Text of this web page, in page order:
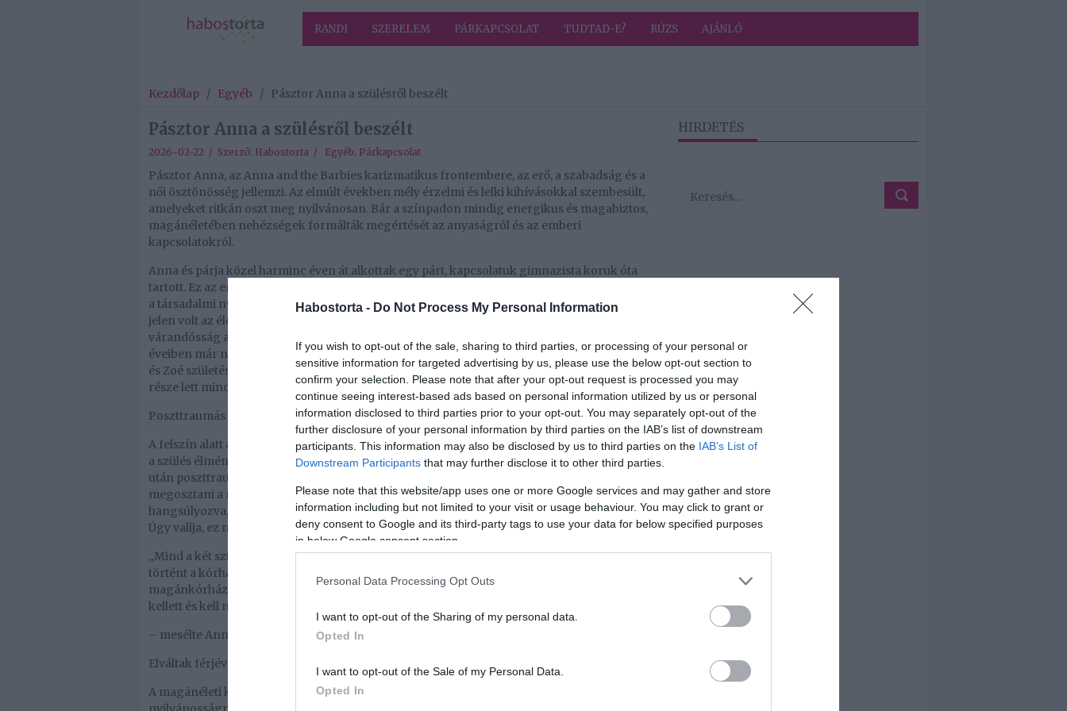
Habostorta - Do Not Process My Personal Information
If you wish to opt-out of the sale, sharing to third parties, or processing of your personal or
sensitive information for targeted advertising by us, please use the below opt-out section to
confirm your selection. Please note that after your opt-out request is processed you may
continue seeing interest-based ads based on personal information utilized by us or personal
information disclosed to third parties prior to your opt-out. You may separately opt-out of the
further disclosure of your personal information by third parties on the IAB’s list of downstream
participants. This information may also be disclosed by us to third parties on the IAB’s List of
Downstream Participants that may further disclose it to other third parties.
Please note that this website/app uses one or more Google services and may gather and store
information including but not limited to your visit or usage behaviour. You may click to grant or
deny consent to Google and its third-party tags to use your data for below specified purposes
in below Google consent section.
Personal Data Processing Opt Outs
I want to opt-out of the Sharing of my personal data.
Opted In
I want to opt-out of the Sale of my Personal Data.
Opted In
RANDI SZERELEM PÁRKAPCSOLAT TUDTAD-E? RÚZS AJÁNLÓ
Kezdőlap / Egyéb / Pásztor Anna a szülésről beszélt
Pásztor Anna a szülésről beszélt
2026-02-22 / Szerző: Habostorta / Egyéb, Párkapcsolat
Pásztor Anna, az Anna and the Barbies karizmatikus frontembere, az erő, a szabadság és a
női ösztönösség jellemzi. Az elmúlt években mély érzelmi és lelki kihívásokkal szembesült,
amelyeket ritkán oszt meg nyilvánosan. Bár a színpadon mindig energikus és magabiztos,
magánéletében nehézségek formálták megértését az anyaságról és az emberi
kapcsolatokról.
Anna és párja közel harminc éven át alkottak egy párt, kapcsolatuk gimnazista koruk óta
tartott. Ez az erős kötelék sokáig stabil alapot jelentett számára, miközben sosem érezte azt
a társadalmi nyomást, hogy időben anyává kellene válnia. Az anyaság gondolata mindig is
jelen volt az életében, de csak 41 évesen, első gyermeke születésével vált valóra. A
várandósság alatt nem foglalkozott azokkal a kritikákkal, amelyek szerint negyvenes
éveiben már nem ideális az anyaság, és büszkén vállalta döntését. Két gyermeke, Benjámin
és Zoé születése után is aktív életet élt, a fellépések és próbák mellett a családi logisztika is
része lett mindennapjainak.
Poszttraumás stressz szindrómával küzdött
A felszín alatt azonban komoly belső küzdelmek zajlottak. Anna őszintén vallott arról, hogy
a szülés élménye számára nem volt varázslatos, sőt, mélyen traumatizálta. Mindkét szülése
után poszttraumás stressz szindrómával (PTSD) küzdött, amelyet sokáig nem tudott
megosztani a nyilvánossággal. Végül úgy döntött, hogy követői előtt is feltárja érzéseit,
hangsúlyozva, mennyire fontos, hogy a nők merjenek beszélni a szülés árnyoldalairól is.
Úgy vallja, ez nem gyengeség, hanem emberi tapasztalat.
„Mind a két szülésemnél, nekem PTSD-m volt, sokáig-sokáig szorongtam azon, ami ott
történt a kórházban, és ezzel tudom, hogy nem vagyok egyedül. Nemcsak
magánkórházakban és nemcsak állami kórházakban, de rettenetes körülmények között
kellett és kell még most is szülnünk”
– mesélte Anna a TikTokon.
Elváltak férjével
A magánéleti kihívások azonban nem értek véget a szülés utáni időszakkal. 2020 végén
HIRDETÉS